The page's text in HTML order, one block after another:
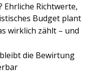
Ehrliche Richtwerte,
Budget plant
wirklich zählt – und
die Bewirtung